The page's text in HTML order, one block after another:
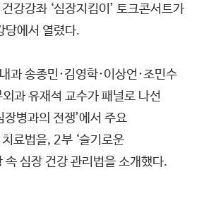
강강좌 ‘심장지킴이’ 토크콘서트가
당에서 열렸다.
과 송종민·김영학·이상언 ·조민수
과 유재석 교수가 패널로 나선
장병과의 전쟁’에서 주요
료법을, 2부 ‘슬기로운
속 심장 건강 관리법을 소개했다.